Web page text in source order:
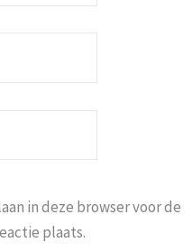
in deze browser voor de
plaats.